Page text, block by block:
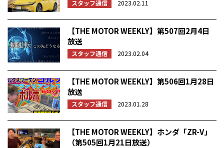
スタッフ通信 2023.02.11
【THE MOTOR WEEKLY】第507回2月4日
放送
スタッフ通信 2023.02.04
【THE MOTOR WEEKLY】第506回1月28日
放送
スタッフ通信 2023.01.28
【THE MOTOR WEEKLY】ホンダ「ZR-V」
（第505回1月21日放送）